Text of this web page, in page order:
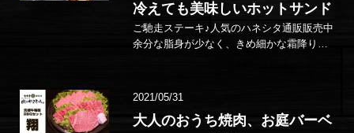
冷えても美味しいホットサンド
ご馳走ステーキ♪人気のハネシタ通販販売中
余分な脂身が少なく、きめ細かな霜降りが
2021/05/31
大人のおうち焼肉、お庭バーベ